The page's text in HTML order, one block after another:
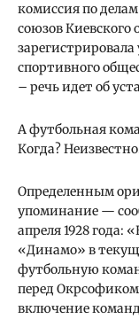
комиссия по
союзов Киевского
зарегистрировала
спортивного
– речь идет об
А футбольная
Когда?
Определенным
упоминание —
апреля 1928 года:
«Динамо» в
футбольную
перед
включение